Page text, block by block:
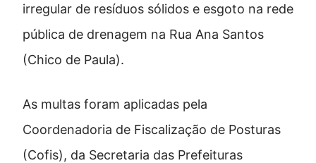
irregular de resíduos sólidos e esgoto na rede
pública de drenagem na Rua Ana Santos
(Chico de Paula).
As multas foram aplicadas pela
Coordenadoria de Fiscalização de Posturas
(Cofis), da Secretaria das Prefeituras